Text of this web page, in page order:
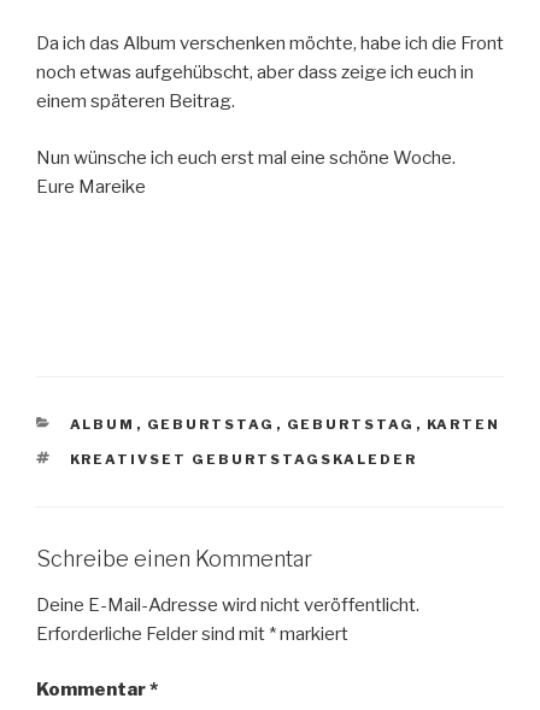
Da ich das Album verschenken möchte, habe ich die Front
noch etwas aufgehübscht, aber dass zeige ich euch in
einem späteren Beitrag.
Nun wünsche ich euch erst mal eine schöne Woche.
Eure Mareike
KATEGORIEN
ALBUM , GEBURTSTAG , GEBURTSTAG , KARTEN
SCHLAGWÖRTER
KREATIVSET GEBURTSTAGSKALEDER
Schreibe einen Kommentar
Deine E-Mail-Adresse wird nicht veröffentlicht.
Erforderliche Felder sind mit *markiert
Kommentar*